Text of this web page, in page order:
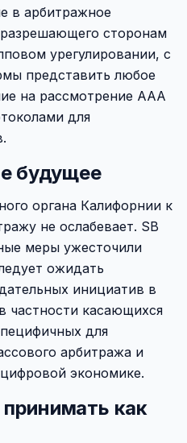
в арбитражное
сторонам
урегулировании, с
представить любое
на рассмотрение AAA
для
будущее
органа Калифорнии к
не ослабевает. SB
меры ужесточили
ожидать
инициатив в
частности касающихся
для
арбитража и
экономике.
как